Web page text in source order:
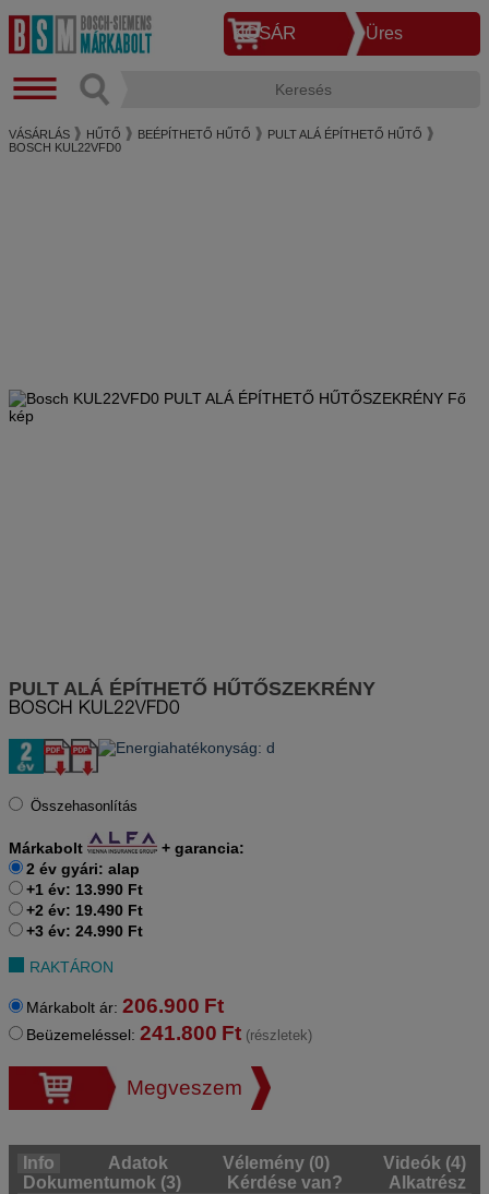
KOSÁR Üres
VÁSÁRLÁS HŰTŐ BEÉPÍTHETŐ HŰTŐ
PULT ALÁ ÉPÍTHETŐ HŰTŐ
BOSCH KUL22VFD0
PULT ALÁ ÉPÍTHETŐ HŰTŐSZEKRÉNY
BOSCH KUL22VFD0
Összehasonlítás
Márkabolt + garancia:
2 év gyári: alap
+1 év: 13.990 Ft
+2 év: 19.490 Ft
+3 év: 24.990 Ft
RAKTÁRON
Márkabolt ár: 206.900 Ft
Beüzemeléssel: 241.800 Ft (részletek)
Megveszem
Info Adatok Vélemény (0)
Videók (4)
Dokumentumok (3)
Kérdése van?
Alkatrész